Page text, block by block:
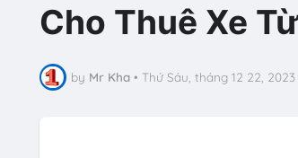
Cho Thuê Xe
by Mr Kha • Thứ Sáu, tháng 12 22, 2023